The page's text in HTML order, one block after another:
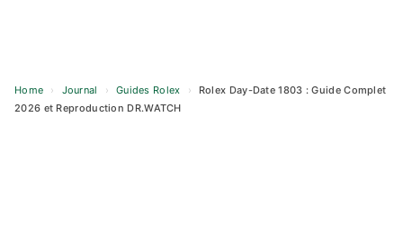
Home › Journal › Guides Rolex ›
Rolex Day-Date 1803 : Guide Complet
2026 et Reproduction DR.WATCH